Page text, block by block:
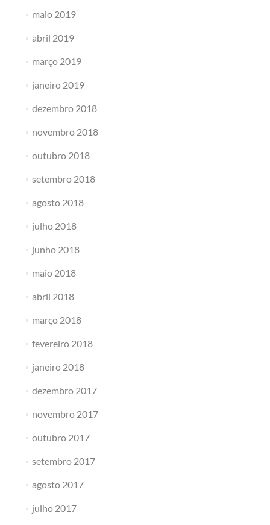
maio 2019
abril 2019
março 2019
janeiro 2019
dezembro 2018
novembro 2018
outubro 2018
setembro 2018
agosto 2018
julho 2018
junho 2018
maio 2018
abril 2018
março 2018
fevereiro 2018
janeiro 2018
dezembro 2017
novembro 2017
outubro 2017
setembro 2017
agosto 2017
julho 2017